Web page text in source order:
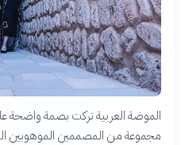
الموضة العربية تركت بصمة واضحة
مجموعة من المصممين الموهوبين